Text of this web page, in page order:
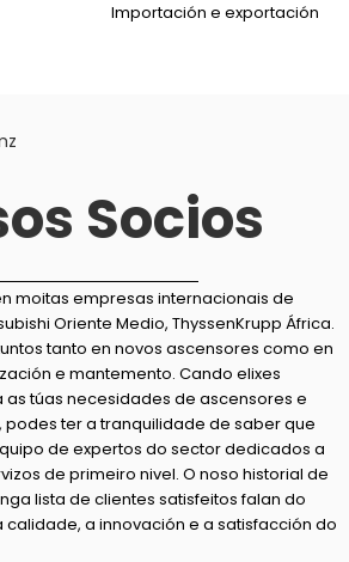
Importación e exportación
Socios
moitas empresas internacionais de
Oriente Medio, ThyssenKrupp África.
tanto en novos ascensores como en
e mantemento. Cando elixes
as túas necesidades de ascensores e
ter a tranquilidade de saber que
de expertos do sector dedicados a
de primeiro nivel. O noso historial de
lista de clientes satisfeitos falan do
a innovación e a satisfacción do